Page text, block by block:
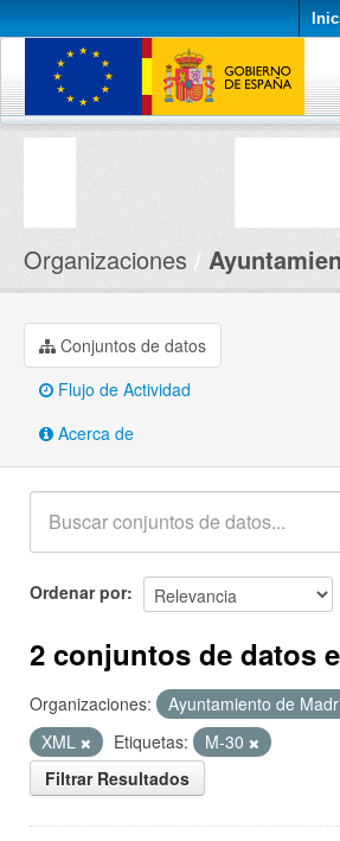
Conjuntos de datos
Organizaciones
Conjuntos de datos
Flujo de Actividad
Acerca de
Ordenar por
2 conjuntos de datos
Organizaciones: Ayuntamiento de
XML
Etiquetas:
M-30
Filtrar Resultados